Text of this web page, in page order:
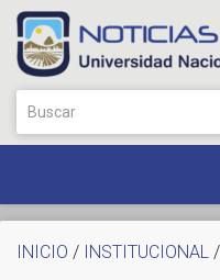
INICIO / INSTITUCIONAL /